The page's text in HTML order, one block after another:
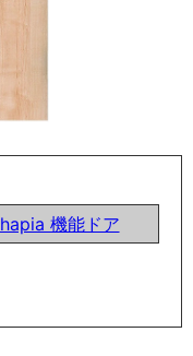
hapia 機能ドア